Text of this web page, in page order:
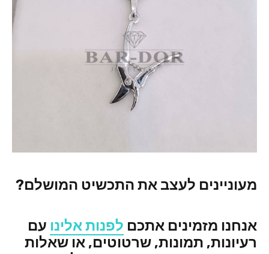
מעוניינים לעצב את התכשיט המושלם?
אנחנו מזמינים אתכם לפנות אלינו עם
רעיונות, תמונות, שרטוטים, או שאלות